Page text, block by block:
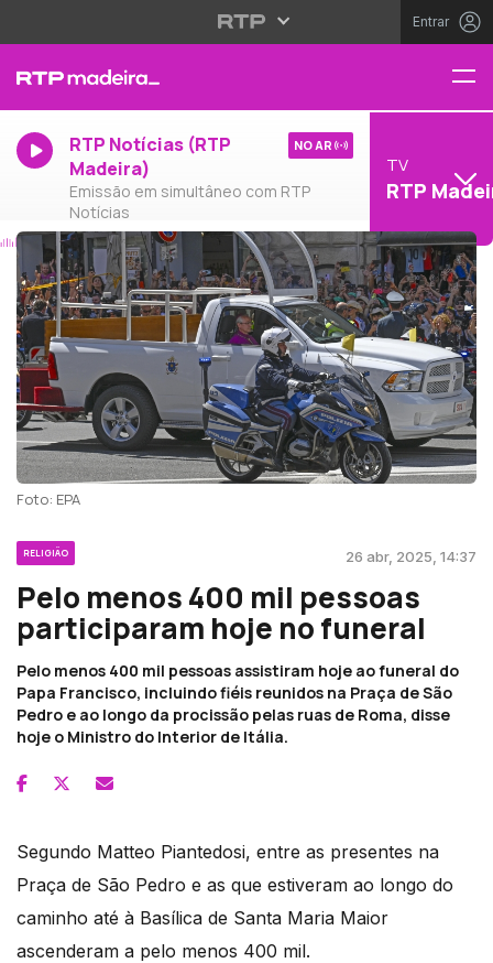
Entrar
RTP Notícias (RTP
Madeira)
Emissão em simultâneo com RTP
Notícias
NO AR
TV
RTP
Foto: EPA
RELIGIÃO 26 abr, 2025, 14:37
Pelo menos 400 mil pessoas
participaram hoje no funeral
Pelo menos 400 mil pessoas assistiram hoje ao funeral do
Papa Francisco, incluindo fiéis reunidos na Praça de São
Pedro e ao longo da procissão pelas ruas de Roma, disse
hoje o Ministro do Interior de Itália.
Segundo Matteo Piantedosi, entre as presentes na
Praça de São Pedro e as que estiveram ao longo do
caminho até à Basílica de Santa Maria Maior
ascenderam a pelo menos 400 mil.